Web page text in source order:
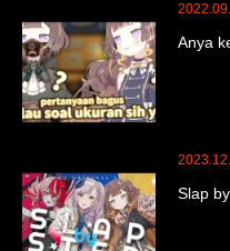
Anya
Slap